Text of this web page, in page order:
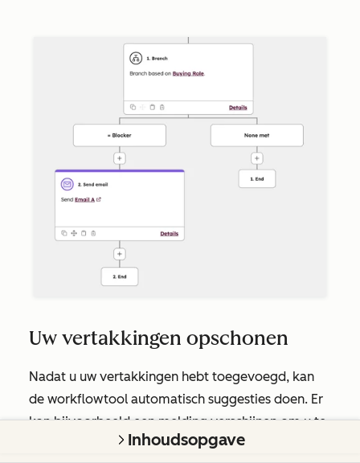
Uw vertakkingen opschonen
Nadat u uw vertakkingen hebt toegevoegd, kan
de workflowtool automatisch suggesties doen. Er
kan bijvoorbeeld een melding verschijnen om u te
laten weten dat er alternatieve vertakkingsopties
Inhoudsopgave